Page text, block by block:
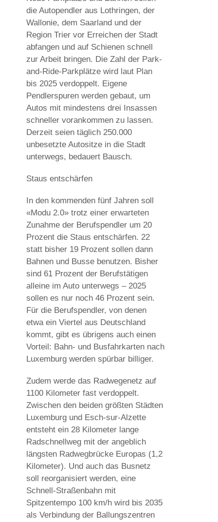
die Autopendler aus Lothringen, der
Wallonie, dem Saarland und der
Region Trier vor Erreichen der Stadt
abfangen und auf Schienen schnell
zur Arbeit bringen. Die Zahl der Park-
and-Ride-Parkplätze wird laut Plan
bis 2025 verdoppelt. Eigene
Pendlerspuren werden gebaut, um
Autos mit mindestens drei Insassen
schneller vorankommen zu lassen.
Derzeit seien täglich 250.000
unbesetzte Autositze in die Stadt
unterwegs, bedauert Bausch.
Staus entschärfen
In den kommenden fünf Jahren soll
«Modu 2.0» trotz einer erwarteten
Zunahme der Berufspendler um 20
Prozent die Staus entschärfen. 22
statt bisher 19 Prozent sollen dann
Bahnen und Busse benutzen. Bisher
sind 61 Prozent der Berufstätigen
alleine im Auto unterwegs – 2025
sollen es nur noch 46 Prozent sein.
Für die Berufspendler, von denen
etwa ein Viertel aus Deutschland
kommt, gibt es übrigens auch einen
Vorteil: Bahn- und Busfahrkarten nach
Luxemburg werden spürbar billiger.
Zudem werde das Radwegenetz auf
1100 Kilometer fast verdoppelt.
Zwischen den beiden größten Städten
Luxemburg und Esch-sur-Alzette
entsteht ein 28 Kilometer lange
Radschnellweg mit der angeblich
längsten Radwegbrücke Europas (1,2
Kilometer). Und auch das Busnetz
soll reorganisiert werden, eine
Schnell-Straßenbahn mit
Spitzentempo 100 km/h wird bis 2035
als Verbindung der Ballungszentren